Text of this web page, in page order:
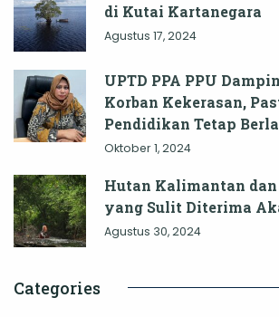
di Kutai Kartanegara
Agustus 17, 2024
UPTD PPA PPU
Korban Kekerasan,
Pendidikan Tetap
Oktober 1, 2024
Hutan Kalimantan
yang Sulit Diterima
Agustus 30, 2024
Categories